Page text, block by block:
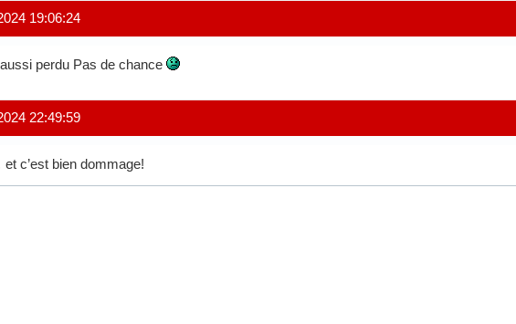
19:06:24
perdu Pas de chance
22:49:59
c’est bien dommage!